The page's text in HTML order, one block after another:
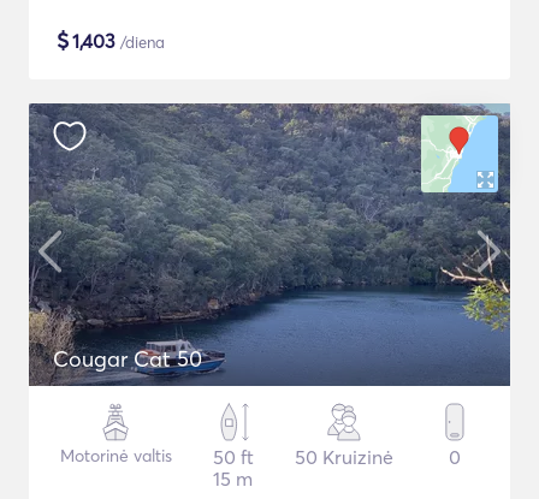
$1,403 /diena
Cougar Cat 50
Motorinė valtis
50 ft
15 m
50 Kruizinė 0